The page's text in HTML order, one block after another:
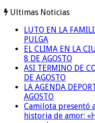
Ultimas Noticias
LUTO EN LA
PULGA
EL CLIMA EN LA
8 DE AGOSTO
ASI TERMINO DE
DE AGOSTO
LA AGENDA
AGOSTO
Camilota presentó
historia de amor: